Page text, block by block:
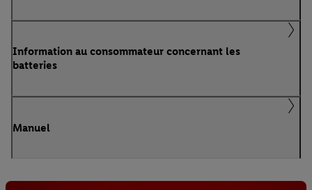
Information au consommateur concernant les
batteries
Manuel